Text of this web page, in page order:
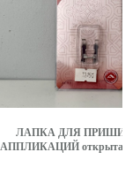
ЛАПКА ДЛЯ
АППЛИКАЦИЙ открытая